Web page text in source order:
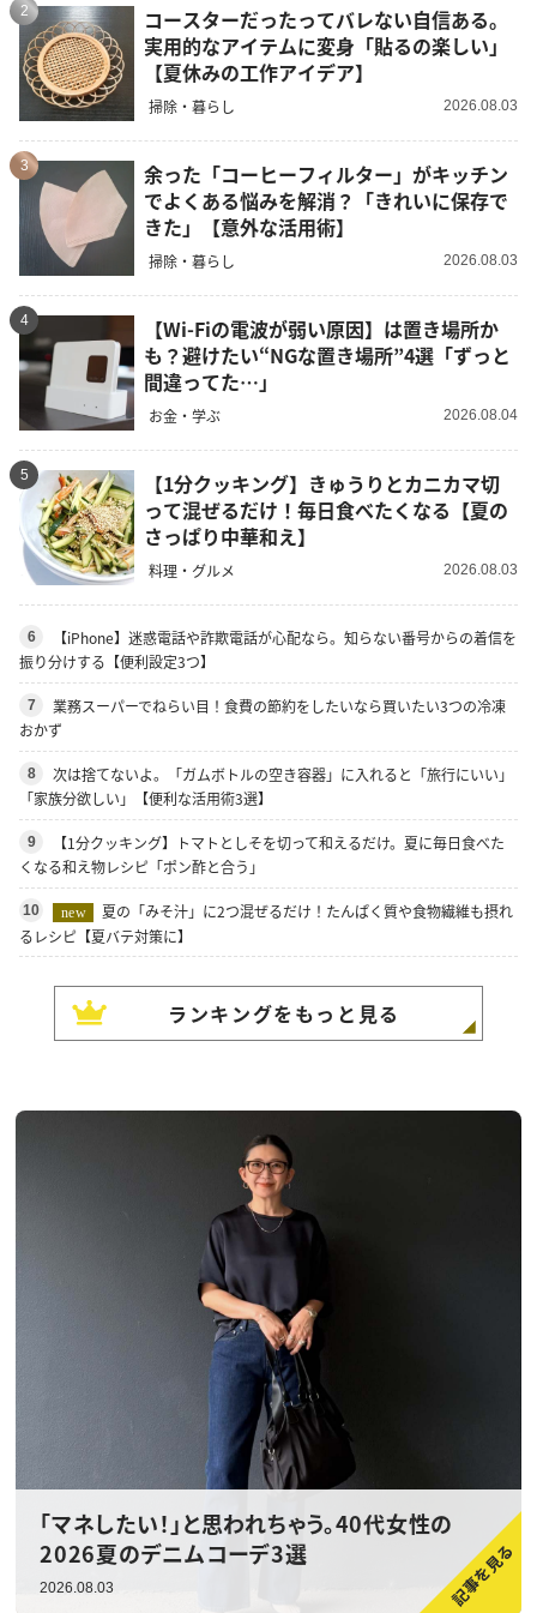
2
コースターだったってバレない自信ある。
実用的なアイテムに変身「貼るの楽しい」
【夏休みの工作アイデア】
掃除・暮らし 2026.08.03
3
余った「コーヒーフィルター」がキッチン
でよくある悩みを解消？「きれいに保存で
きた」【意外な活用術】
掃除・暮らし 2026.08.03
4
【Wi-Fiの電波が弱い原因】は置き場所か
も？避けたい“NGな置き場所”4選「ずっと
間違ってた…」
お金・学ぶ 2026.08.04
5
【1分クッキング】きゅうりとカニカマ切
って混ぜるだけ！毎日食べたくなる【夏の
さっぱり中華和え】
料理・グルメ 2026.08.03
6
【iPhone】迷惑電話や詐欺電話が心配なら。知らない番号からの着信を
振り分けする【便利設定3つ】
7
業務スーパーでねらい目！食費の節約をしたいなら買いたい3つの冷凍
おかず
8
次は捨てないよ。「ガムボトルの空き容器」に入れると「旅行にいい」
「家族分欲しい」【便利な活用術3選】
9
【1分クッキング】トマトとしそを切って和えるだけ。夏に毎日食べた
くなる和え物レシピ「ポン酢と合う」
10 new
夏の「みそ汁」に2つ混ぜるだけ！たんぱく質や食物繊維も摂れ
るレシピ【夏バテ対策に】
ランキングをもっと見る
「マネしたい！」と思われちゃう。40代女性の
2026夏のデニムコーデ3選
2026.08.03